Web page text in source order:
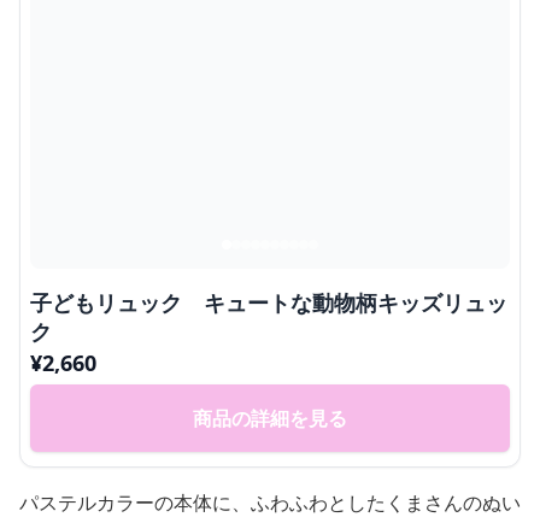
子どもリュック キュートな動物柄キッズリュッ
ク
¥2,660
商品の詳細を見る
パステルカラーの本体に、ふわふわとしたくまさんのぬい